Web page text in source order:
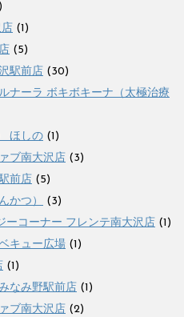
(1)
(5)
駅前店 (30)
ナーラ ボキボキーナ（太極治療
ほしの (1)
ブ南大沢店 (3)
前店 (5)
かつ）
(3)
ーコーナー フレンテ南大沢店 (1)
キュー広場 (1)
(1)
なみ野駅前店 (1)
ブ南大沢店 (2)